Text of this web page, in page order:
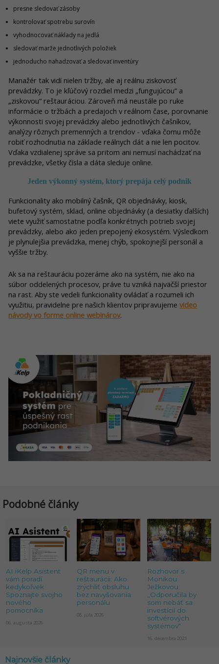
presne sledovať zásoby
kontrolovať spotrebu surovín
vyhodnocovať náklady na jedlá
sledovať marže jednotlivých položiek
jednoducho nahadzovať a sledovať inventúry
Manažér tak vidí nielen tržby, ale aj reálnu ziskovosť
prevádzky. To je kľúčový rozdiel medzi „fungujúcou“ a
„ziskovou“ reštauráciou. Zároveň má neustále po ruke
informácie o tržbách a predajoch v reálnom čase, porovnanie
výkonnosti svojej prevádzky alebo jednotlivých čašníkov,
analýzy rôznych premenných a trendov - vďaka čomu môže
robiť rozhodnutia na základe reálnych dát a nie len pocitov.
Vďaka vzdialenej správe sa pritom ani nemusí nachádzať na
prevádzke, všetky čísla a dáta sleduje online.
Jeden výkonný systém, ktorý prepája celý podnik
Funkcionality ako mobilný čašník, QR objednávky, kiosk,
bufetový systém, sklad, online objednávky (a desiatky ďalších)
viete využiť samostatne podľa konkrétnych potrieb svojej
prevádzky, alebo ako jeden prepojený ekosystém. Výsledkom
je plynulejšia prevádzka, menej chýb, spokojnejší personál a
vyššie tržby.
Ak sa na reštauráciu pozeráme ako na systém, nie ako na
súbor oddelených procesov, práve tu vzniká najväčší priestor
na rast. Aby ste vedeli funkcionality ovládať a rozumeli ich
využitiu, pravidelne pre našich klientov pripravujeme video
návody vo forme online webinárov.
Podobné články
AI iKelp Asistent
vám poradí
kedykoľvek.
Spoznajte svojho
nového
pomocníka
06. augusta 2026
QR menu v
reštaurácii: Ako
zrýchliť obsluhu
bez navyšovania
personálu
08. júla 2026
Rozhovor s
Monikou
Ježkovou:
„Odporučila by
som nebáť sa
investícií do
softvérových
systémov“
16. decembra 2021
Najnovšie články